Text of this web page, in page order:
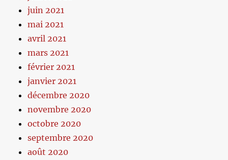
juin 2021
mai 2021
avril 2021
mars 2021
février 2021
janvier 2021
décembre 2020
novembre 2020
octobre 2020
septembre 2020
août 2020